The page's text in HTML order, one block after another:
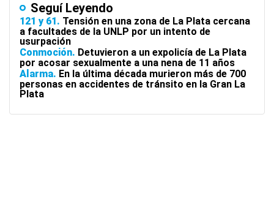
Seguí Leyendo
121 y 61
Tensión en una zona de La Plata cercana
a facultades de la UNLP por un intento de
usurpación
Conmoción Detuvieron a un expolicía de La Plata
por acosar sexualmente a una nena de 11 años
Alarma En la última década murieron más de 700
personas en accidentes de tránsito en la Gran La
Plata